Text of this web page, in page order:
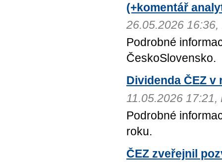
(+komentář
26.05.2026 16:36,
Podrobné
ČeskoSlovensko.
Dividenda ČEZ v
11.05.2026 17:21,
Podrobné
roku.
ČEZ zveřejnil